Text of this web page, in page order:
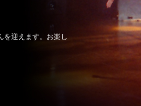
を迎えます。お楽し